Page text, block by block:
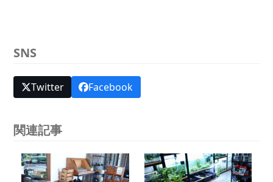
SNS
Twitter Facebook
関連記事